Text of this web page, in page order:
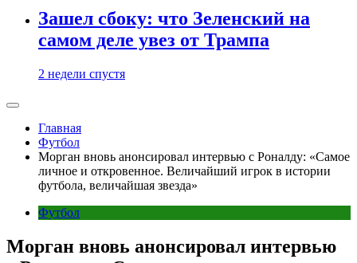
Зашел сбоку: что Зеленский на
самом деле увез от Трампа
2 недели спустя
Главная
Футбол
Морган вновь анонсировал интервью с Роналду: «Самое
личное и откровенное. Величайший игрок в истории
футбола, величайшая звезда»
Футбол
Морган вновь анонсировал интервью